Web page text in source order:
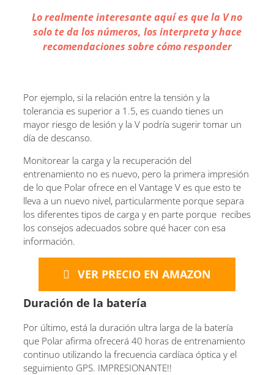
Lo realmente interesante aquí es que la V no
solo te da los números, los interpreta y hace
recomendaciones sobre cómo responder
Por ejemplo, si la relación entre la tensión y la
tolerancia es superior a 1.5, es cuando tienes un
mayor riesgo de lesión y la V podría sugerir tomar un
día de descanso.
Monitorear la carga y la recuperación del
entrenamiento no es nuevo, pero la primera impresión
de lo que Polar ofrece en el Vantage V es que esto te
lleva a un nuevo nivel, particularmente porque separa
los diferentes tipos de carga y en parte porque recibes
los consejos adecuados sobre qué hacer con esa
información.
VER PRECIO EN AMAZON
Duración de la batería
Por último, está la duración ultra larga de la batería
que Polar afirma ofrecerá 40 horas de entrenamiento
continuo utilizando la frecuencia cardíaca óptica y el
seguimiento GPS. IMPRESIONANTE!!